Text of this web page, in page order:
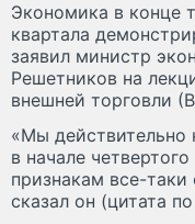
Экономика в конце
квартала
заявил министр
Решетников на
внешней торговли
«Мы
в начале
признакам все-
сказал он (цитата